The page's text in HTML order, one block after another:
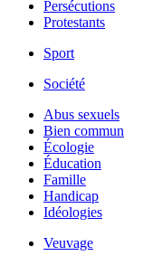
Persécutions
Protestants
Sport
Société
Abus sexuels
Bien commun
Écologie
Éducation
Famille
Handicap
Idéologies
Veuvage